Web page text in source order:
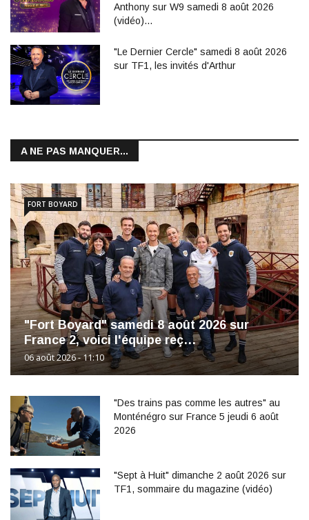
Anthony sur W9 samedi 8 août 2026
(vidéo)…
"Le Dernier Cercle" samedi 8 août 2026
sur TF1, les invités d'Arthur
A NE PAS MANQUER...
"Fort Boyard" samedi 8 août 2026 sur
France 2, voici l'équipe reç…
06 août 2026 - 11:10
FORT BOYARD
"Des trains pas comme les autres" au
Monténégro sur France 5 jeudi 6 août
2026
"Sept à Huit" dimanche 2 août 2026 sur
TF1, sommaire du magazine (vidéo)